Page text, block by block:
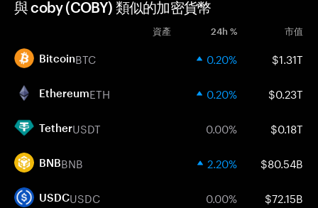
與 coby (COBY) 類似的加密貨幣
資產 24h % 市值
BitcoinBTC 0.20% $1.31T
EthereumETH 0.20% $0.23T
TetherUSDT 0.00% $0.18T
BNBBNB 2.20% $80.54B
USDCUSDC 0.00% $72.15B